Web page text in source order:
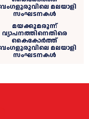
മയക്കുമരുന്ന്
വ്യാപനത്തിനെതിരെ
കൈകോര്‍ത്ത്
മലയാളി
സംഘടനകള്‍